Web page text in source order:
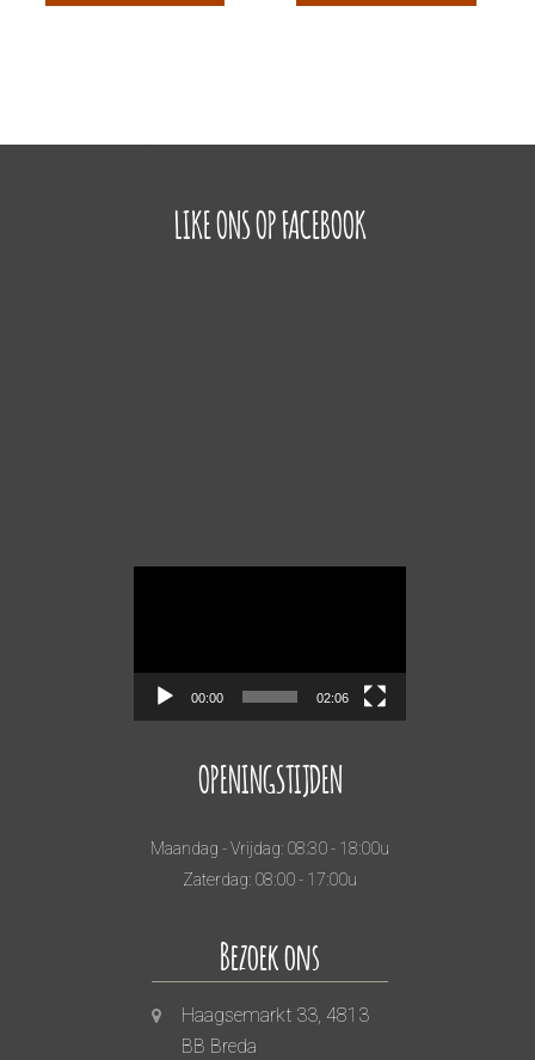
LIKE ONS OP FACEBOOK
00:00 02:06
OPENINGSTIJDEN
Maandag - Vrijdag: 08:30 - 18:00u
Zaterdag: 08:00 - 17:00u
Bezoek ons
Haagsemarkt 33, 4813
BB Breda